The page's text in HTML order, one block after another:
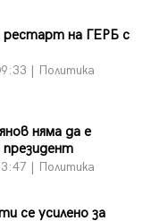
рестарт на ГЕРБ с
| Политика
няма да е
президент
| Политика
се усилено за